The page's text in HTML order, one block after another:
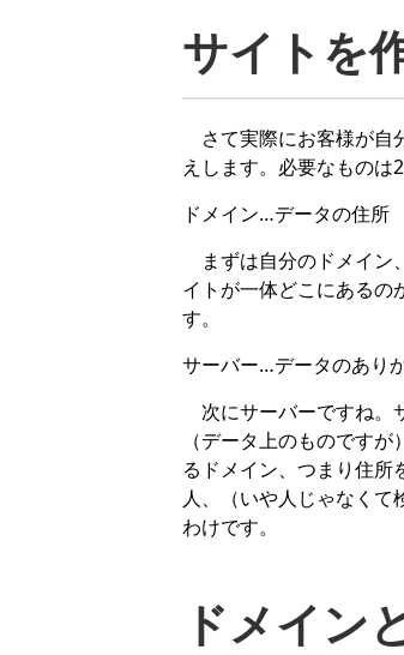
サイトを
さて実際にお客様が自
えします。必要なものは2
ドメイン…データの住所
まずは自分のドメイン
イトが一体どこにあるの
す。
サーバー…データのあり
次にサーバーですね。
（データ上のものです
るドメイン、つまり住所
人、（いや人じゃなく
わけです。
ドメイン